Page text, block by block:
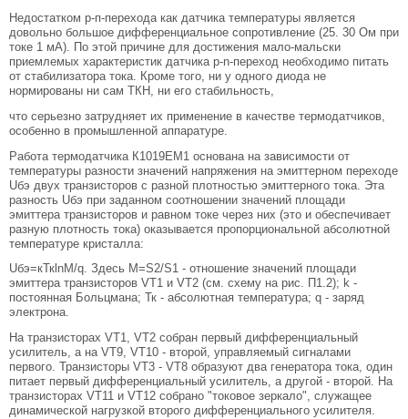
Недостатком р-п-перехода как датчика температуры является
довольно большое дифференциальное сопротивление (25. 30 Ом при
токе 1 мА). По этой причине для достижения мало-мальски
приемлемых характеристик датчика р-n-переход необходимо питать
от стабилизатора тока. Кроме того, ни у одного диода не
нормированы ни сам ТКН, ни его стабильность,
что серьезно затрудняет их применение в качестве термодатчиков,
особенно в промышленной аппаратуре.
Работа термодатчика К1019ЕМ1 основана на зависимости от
температуры разности значений напряжения на эмиттерном переходе
Uбэ двух транзисторов с разной плотностью эмиттерного тока. Эта
разность Uбэ при заданном соотношении значений площади
эмиттера транзисторов и равном токе через них (это и обеспечивает
разную плотность тока) оказывается пропорциональной абсолютной
температуре кристалла:
Uбэ=кТкlnM/q. Здесь M=S2/S1 - отношение значений площади
эмиттера транзисторов VT1 и VT2 (см. схему на рис. П1.2); k -
постоянная Больцмана; Тк - абсолютная температура; q - заряд
электрона.
На транзисторах VT1, VT2 собран первый дифференциальный
усилитель, а на VT9, VT10 - второй, управляемый сигналами
первого. Транзисторы VT3 - VT8 образуют два генератора тока, один
питает первый дифференциальный усилитель, а другой - второй. На
транзисторах VT11 и VT12 собрано "токовое зеркало", служащее
динамической нагрузкой второго дифференциального усилителя.